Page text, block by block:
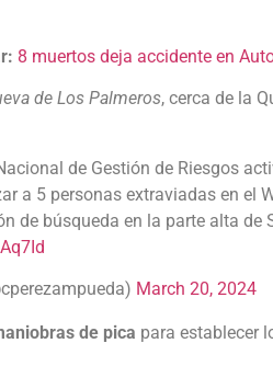
8 muertos deja accidente en
de Los Palmeros, cerca de la
de Gestión de Riesgos
a 5 personas extraviadas en el
de búsqueda en la parte alta de
March 20, 2024
de pica para establecer